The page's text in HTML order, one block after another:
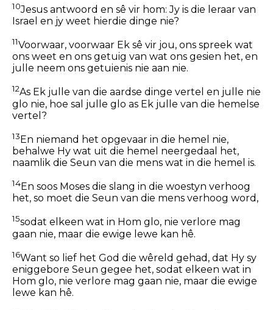
10Jesus antwoord en sê vir hom:Jy is die leraar van
Israel en jy weet hierdie dinge nie?
11Voorwaar, voorwaar Ek sê vir jou, ons spreek wat
ons weet en ons getuig van wat ons gesien het, en
julle neem ons getuienis nie aan nie.
12As Ek julle van die aardse dinge vertel en julle nie
glo nie, hoe sal julle glo as Ek julle van die hemelse
vertel?
13En niemand het opgevaar in die hemel nie,
behalwe Hy wat uit die hemel neergedaal het,
naamlik die Seun van die mens wat in die hemel is.
14En soos Moses die slang in die woestyn verhoog
het, so moet die Seun van die mens verhoog word,
15sodat elkeen wat in Hom glo, nie verlore mag
gaan nie, maar die ewige lewe kan hê.
16Want so lief het God die wêreld gehad, dat Hy sy
eniggebore Seun gegee het, sodat elkeen wat in
Hom glo, nie verlore mag gaan nie, maar die ewige
lewe kan hê.